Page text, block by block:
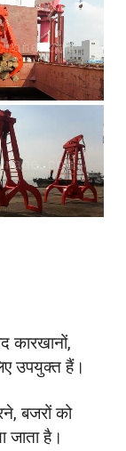
कारखानों,
उपयुक्त हैं।
बजरों को
जाता है।